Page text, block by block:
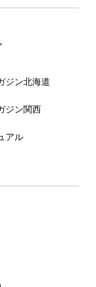
ジン北海道
ジン関西
アル